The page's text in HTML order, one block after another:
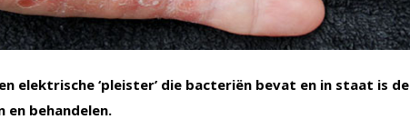
elektrische ‘pleister’ die bacteriën bevat en in staat is de
behandelen.